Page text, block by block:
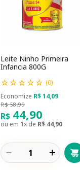
Leite Ninho Primeira
Infancia 800G
☆☆☆☆☆ (0)
Economize R$14,09
R$ 58,99
R$ 44,90
ou em 1x de R$ 44,90
＋
－